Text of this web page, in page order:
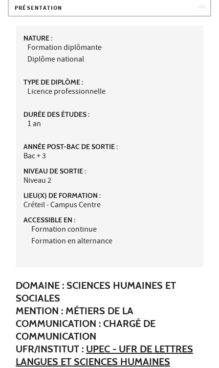
PRÉSENTATION
NATURE :
Formation diplômante
Diplôme national
TYPE DE DIPLÔME :
Licence professionnelle
DURÉE DES ÉTUDES :
1 an
ANNÉE POST-BAC DE SORTIE :
Bac + 3
NIVEAU DE SORTIE :
Niveau 2
LIEU(X) DE FORMATION :
Créteil - Campus Centre
ACCESSIBLE EN :
Formation continue
Formation en alternance
DOMAINE : SCIENCES HUMAINES ET
SOCIALES
MENTION : MÉTIERS DE LA
COMMUNICATION : CHARGÉ DE
COMMUNICATION
UFR/INSTITUT : UPEC - UFR DE LETTRES
LANGUES ET SCIENCES HUMAINES